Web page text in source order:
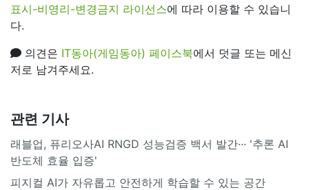
표시-비영리-변경금지 라이선스에 따라 이용할 수 있습니
다.
의견은 IT동아(게임동아) 페이스북에서 덧글 또는 메신
저로 남겨주세요.
관련 기사
래블업, 퓨리오사AI RNGD 성능검증 백서 발간··· '추론 AI
반도체 효율 입증'
피지컬 AI가 자유롭고 안전하게 학습할 수 있는 공간